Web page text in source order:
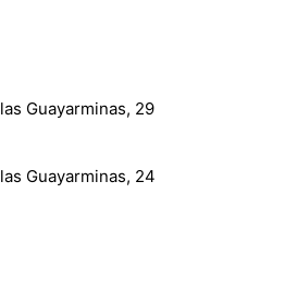
Guayarminas, 29
Guayarminas, 24